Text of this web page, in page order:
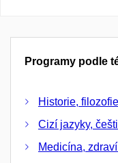
Programy podle
Historie,
Cizí jazyky,
Medicína,